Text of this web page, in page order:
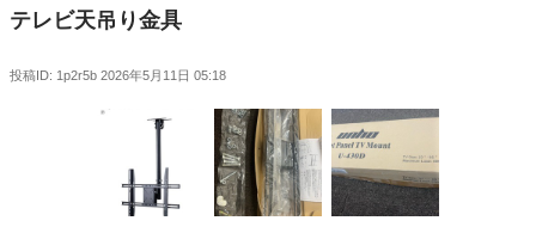
テレビ天吊り金具
投稿ID: 1p2r5b 2026年5月11日 05:18